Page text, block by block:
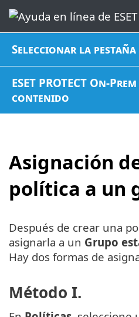
Seleccionar la pestaña
ESET PROTECT On-
contenido
Asignación
política a un
Después de crear una
asignarla a un Grupo
Hay dos formas de
Método I.